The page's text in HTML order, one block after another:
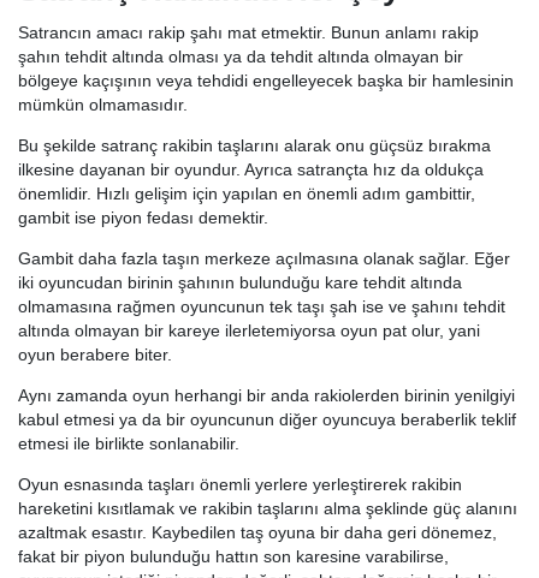
Satrancın amacı rakip şahı mat etmektir. Bunun anlamı rakip
şahın tehdit altında olması ya da tehdit altında olmayan bir
bölgeye kaçışının veya tehdidi engelleyecek başka bir hamlesinin
mümkün olmamasıdır.
Bu şekilde satranç rakibin taşlarını alarak onu güçsüz bırakma
ilkesine dayanan bir oyundur. Ayrıca satrançta hız da oldukça
önemlidir. Hızlı gelişim için yapılan en önemli adım gambittir,
gambit ise piyon fedası demektir.
Gambit daha fazla taşın merkeze açılmasına olanak sağlar. Eğer
iki oyuncudan birinin şahının bulunduğu kare tehdit altında
olmamasına rağmen oyuncunun tek taşı şah ise ve şahını tehdit
altında olmayan bir kareye ilerletemiyorsa oyun pat olur, yani
oyun berabere biter.
Aynı zamanda oyun herhangi bir anda rakiolerden birinin yenilgiyi
kabul etmesi ya da bir oyuncunun diğer oyuncuya beraberlik teklif
etmesi ile birlikte sonlanabilir.
Oyun esnasında taşları önemli yerlere yerleştirerek rakibin
hareketini kısıtlamak ve rakibin taşlarını alma şeklinde güç alanını
azaltmak esastır. Kaybedilen taş oyuna bir daha geri dönemez,
fakat bir piyon bulunduğu hattın son karesine varabilirse,